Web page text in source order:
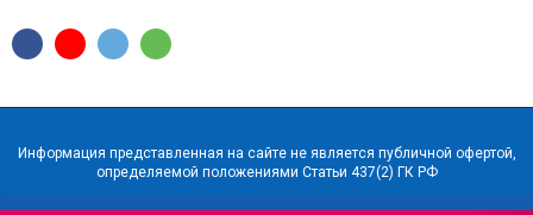
Информация представленная на сайте не является публичной офертой,
определяемой положениями Статьи 437(2) ГК РФ